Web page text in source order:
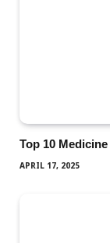
Top 10
APRIL 17, 2025